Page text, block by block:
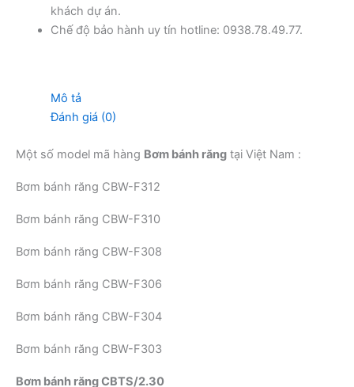
khách dự án.
Chế độ bảo hành uy tín hotline: 0938.78.49.77.
Mô tả
Đánh giá (0)
Một số model mã hàng Bơm bánh răng tại Việt Nam :
Bơm bánh răng CBW-F312
Bơm bánh răng CBW-F310
Bơm bánh răng CBW-F308
Bơm bánh răng CBW-F306
Bơm bánh răng CBW-F304
Bơm bánh răng CBW-F303
Bơm bánh răng CBTS/2.30